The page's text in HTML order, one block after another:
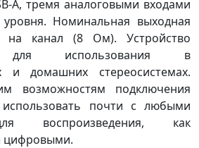
A, тремя аналоговыми входами
Номинальная выходная
канал (8 Ом). Устройство
для использования в
и домашних стереосистемах.
возможностям подключения
почти с любыми
воспроизведения, как
цифровыми.